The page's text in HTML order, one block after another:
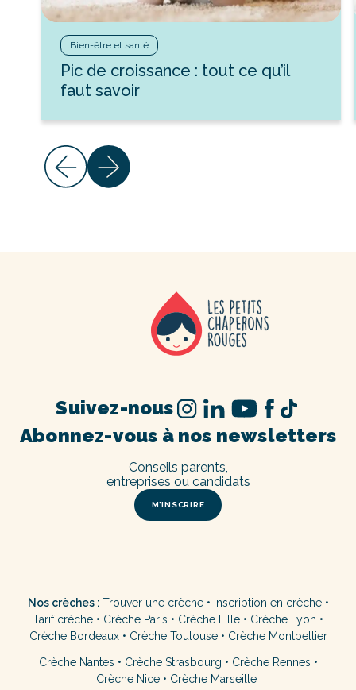
Bien-être et santé
Pic de croissance : tout ce qu’il
faut savoir
Abonnez-vous à nos newsletters
M’INSCRIRE
Conseils parents,
entreprises ou candidats
Suivez-nous
Nos crèches : Trouver une crèche• Inscription en crèche•
Tarif crèche • Crèche Paris • Crèche Lille • Crèche Lyon •
Crèche Bordeaux• Crèche Toulouse• Crèche Montpellier
Crèche Nantes • Crèche Strasbourg • Crèche Rennes •
Crèche Nice • Crèche Marseille